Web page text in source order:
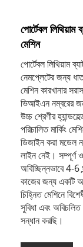
পোর্টেবল লিথিয়াম
মেশিন
পোর্টেবল লিথিয়াম
নেমপ্লেটের জন্য
মেশিন কারখানার
ভিআইএন নম্বরের
উচ্চ শ্রেণীর
পরিচালিত মার্কিং
ডিজাইন করা মডেল
লাইন নেই। সম্পূর্ণ
অবিচ্ছিন্নভাবে 4-6
কাজের জন্য একটি
চিহ্নিত মেশিনে
সুবিধা এবং
সন্ধান করছি।